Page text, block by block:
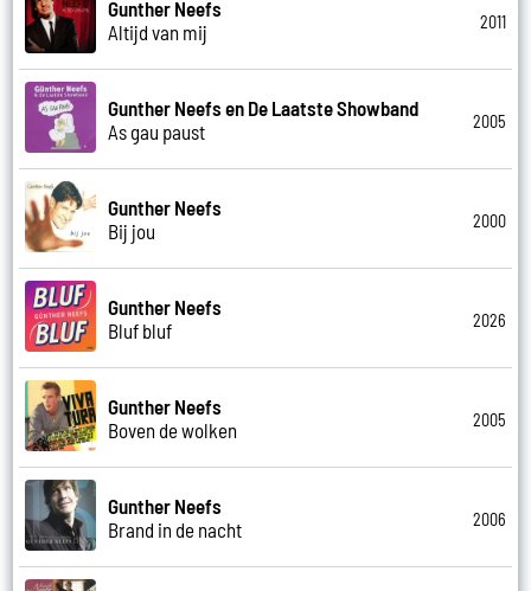
Gunther Neefs
Altijd van mij
2011
Gunther Neefs en De Laatste Showband
As gau paust
2005
Gunther Neefs
Bij jou
2000
Gunther Neefs
Bluf bluf
2026
Gunther Neefs
Boven de wolken
2005
Gunther Neefs
Brand in de nacht
2006